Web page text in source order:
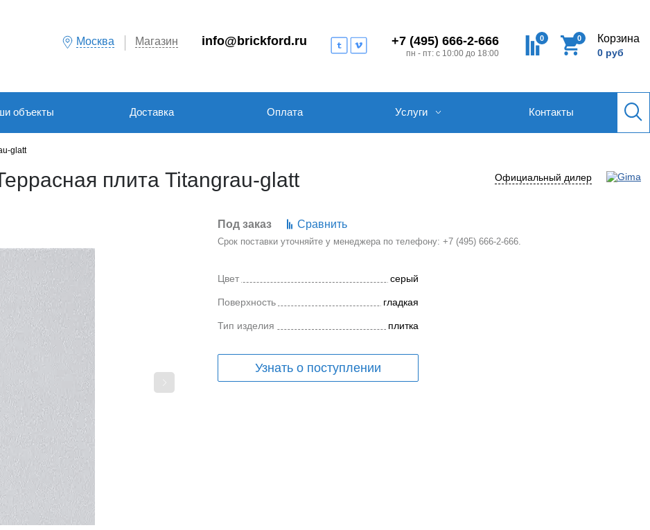
Москва Магазин info@brickford.ru +7 (495) 666-2-666
пн - пт: с 10:00 до 18:00
0 0 Корзина
0 руб
объекты Доставка Оплата Услуги Контакты
glatt
плита Titangrau-glatt Официальный дилер
Под заказ Сравнить
Срок поставки уточняйте у менеджера по телефону: +7 (495) 666-2-666.
Цвет серый
Поверхность гладкая
Тип изделия плитка
Узнать о поступлении